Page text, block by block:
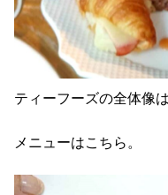
ティーフーズの全体像
メニューはこちら。